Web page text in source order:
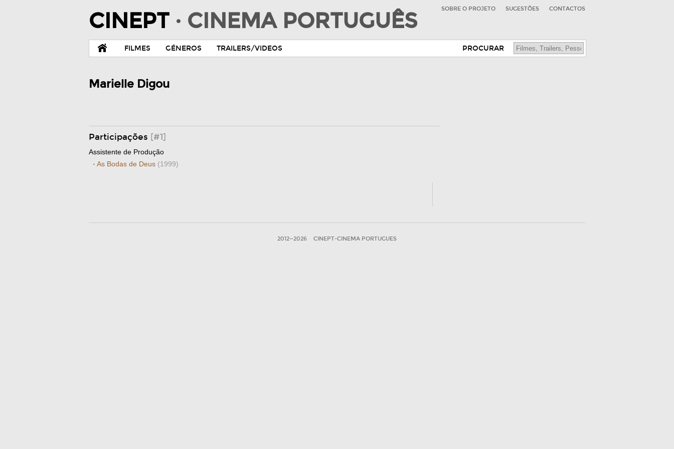
CINEPT · CINEMA PORTUGUÊS SOBRE O PROJETO SUGESTÕES CONTACTOS
FILMES GÉNEROS TRAILERS/VIDEOS PROCURAR
Marielle Digou
Participações [#1]
Assistente de Produção
· As Bodas de Deus (1999)
2012—2026 CINEPT-CINEMA PORTUGUES